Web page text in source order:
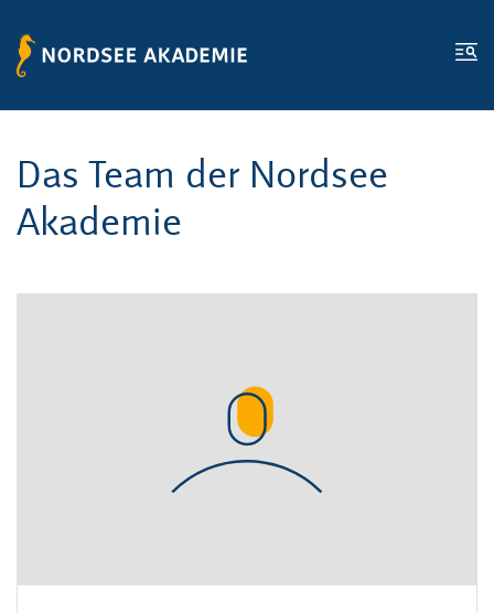
Zum Inhalt springen
Zur Fußzeile springen
Das Team der Nordsee
Akademie